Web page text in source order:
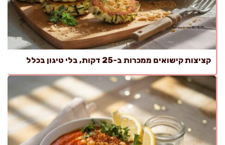
קציצות קישואים ממכרות ב-25 דקות, בלי טיגון בכלל